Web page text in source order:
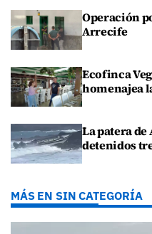
Operación
Arrecife
Ecofinca
homenajea
La patera
detenidos
MÁS EN SIN CATEGORÍA